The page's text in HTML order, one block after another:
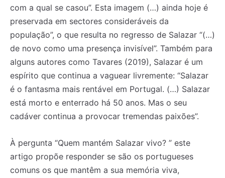
com a qual se casou”. Esta imagem (…) ainda hoje é
preservada em sectores consideráveis da
população”, o que resulta no regresso de Salazar “(…)
de novo como uma presença invisível”. Também para
alguns autores como Tavares (2019), Salazar é um
espírito que continua a vaguear livremente: “Salazar
é o fantasma mais rentável em Portugal. (…) Salazar
está morto e enterrado há 50 anos. Mas o seu
cadáver continua a provocar tremendas paixões”.
À pergunta “Quem mantém Salazar vivo? ” este
artigo propõe responder se são os portugueses
comuns os que mantêm a sua memória viva,